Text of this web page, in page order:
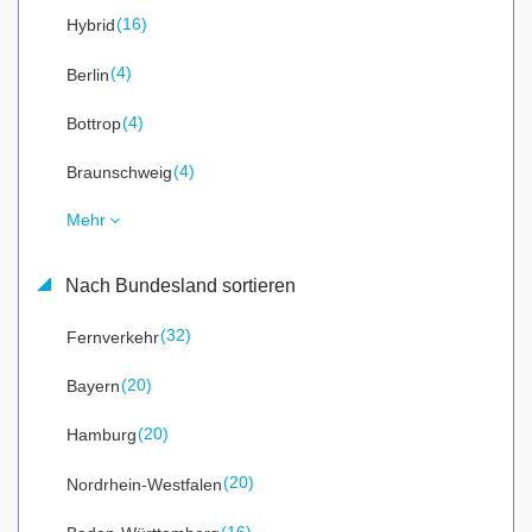
Hybrid(16)
Berlin(4)
Bottrop(4)
Braunschweig(4)
Mehr
Nach Bundesland sortieren
Fernverkehr(32)
Bayern(20)
Hamburg(20)
Nordrhein-Westfalen(20)